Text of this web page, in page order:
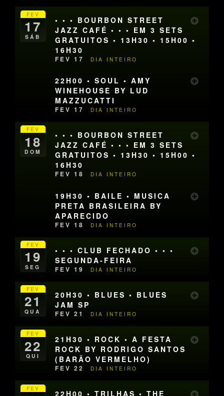
FEV
17
SÁB
• • • BOURBON STREET
JAZZ CAFÉ • • • EM 3 SETS
GRATUITOS • 13H30 • 15H00 •
16H30
FEV 17 DIA INTEIRO
22H00 • SOUL • AMY
WINEHOUSE BY LUD
MAZZUCATTI
FEV 17 DIA INTEIRO
FEV
18
DOM
• • • BOURBON STREET
JAZZ CAFÉ • • • EM 3 SETS
GRATUITOS • 13H30 • 15H00 •
16H30
FEV 18 DIA INTEIRO
19H30 • BAILE • MUSICA
PRETA BRASILEIRA BY
APARECIDO
FEV 18 DIA INTEIRO
FEV
19
SEG
• • • CLUB FECHADO • • •
SEGUNDA-FEIRA
FEV 19 DIA INTEIRO
FEV
21
QUA
20H30 • BLUES • BLUES
JAM SP
FEV 21 DIA INTEIRO
FEV
22
QUI
21H30 • ROCK • A FESTA
ROCK BY RODRIGO SANTOS
(BARÃO VERMELHO)
FEV 22 DIA INTEIRO
FEV
22H00 • TRILHAS • THE